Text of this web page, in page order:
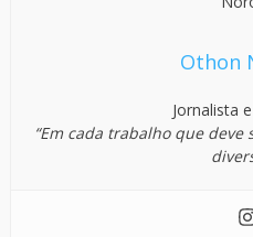
Othon
Jornalista
“Em cada trabalho que